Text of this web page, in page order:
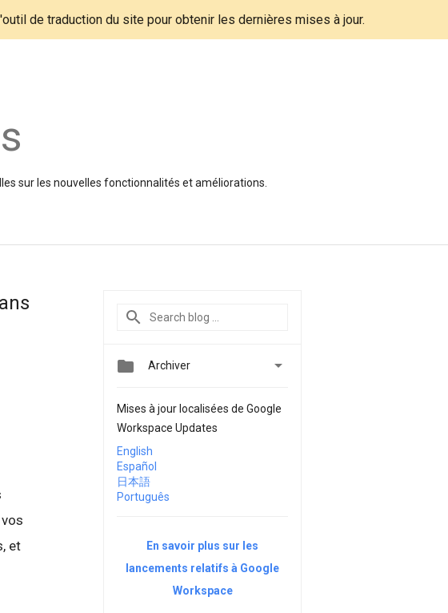
de traduction du site pour obtenir les dernières mises à jour.
sur les nouvelles fonctionnalités et améliorations.
et
 Archiver 
Mises à jour localisées de Google
Workspace Updates
English
Español
日本語
Português
En savoir plus sur les
lancements relatifs à Google
Workspace